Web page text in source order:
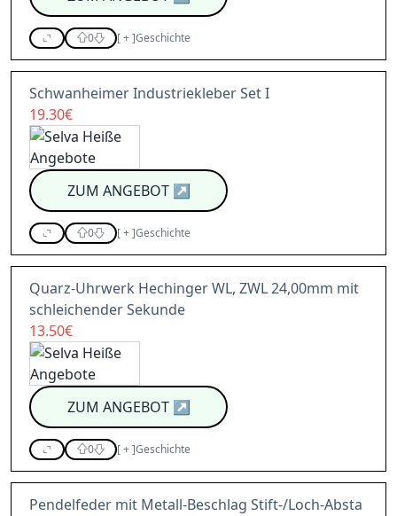
0 [+]Geschichte
Schwanheimer Industriekleber Set I
19.30€
ZUM ANGEBOT↗
0 [+]Geschichte
Quarz-Uhrwerk Hechinger WL, ZWL 24,00mm mit
schleichender Sekunde
13.50€
ZUM ANGEBOT↗
0 [+]Geschichte
Pendelfeder mit Metall-Beschlag Stift-/Loch-Absta